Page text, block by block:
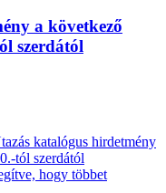
a következő
szerdától
katalógus hirdetmény
tól szerdától
hogy többet